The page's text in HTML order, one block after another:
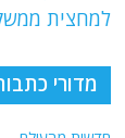
למחצית
מדורי